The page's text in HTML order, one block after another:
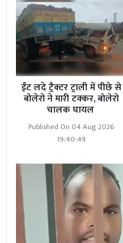
ईंट लदे ट्रैक्टर ट्राली में पीछे से
बोलेरो ने मारी टक्कर, बोलेरो
चालक घायल
Published On 04 Aug 2026
19:40:49